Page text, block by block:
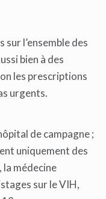
l’ensemble des
bien à des
les prescriptions
urgents.
de campagne ;
uniquement des
médecine
sur le VIH,